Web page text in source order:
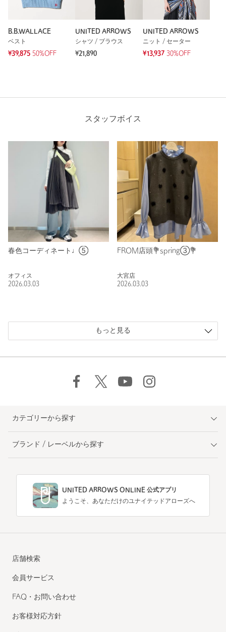
B.B.WALLACE
ベスト
¥39,875 50%OFF
UNITED ARROWS
シャツ / ブラウス
¥21,890
UNITED ARROWS
ニット / セーター
¥13,937 30%OFF
スタッフボイス
春色コーディネート♩⑤
オフィス
2026.03.03
FROM店頭💐spring③💐
大宮店
2026.03.03
もっと見る
カテゴリーから探す
ブランド / レーベルから探す
UNITED ARROWS ONLINE 公式アプリ
ようこそ、あなただけのユナイテッドアローズへ
店舗検索
会員サービス
FAQ・お問い合わせ
お客様対応方針